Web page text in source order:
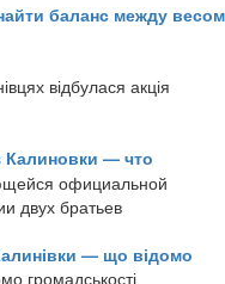
баланс между весом
відбулася акція
Калиновки — что
официальной
двух братьев
— що відомо
громадськості